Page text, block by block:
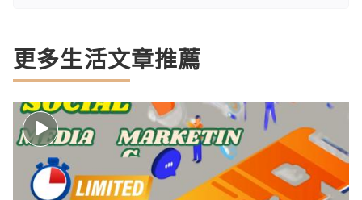
更多生活文章推薦